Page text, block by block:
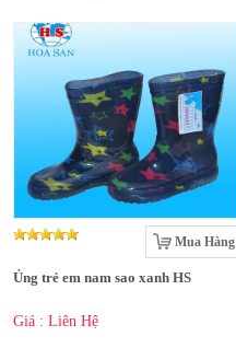
Mua Hàng
Ủng trẻ em nam sao xanh HS
Giá : Liên Hệ